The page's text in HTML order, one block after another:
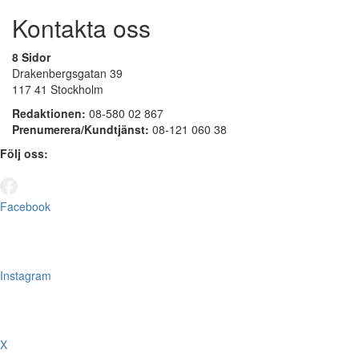
Kontakta oss
8 Sidor
Drakenbergsgatan 39
117 41 Stockholm
Redaktionen: 08-580 02 867
Prenumerera/Kundtjänst: 08-121 060 38
Följ oss:
Facebook
Instagram
X